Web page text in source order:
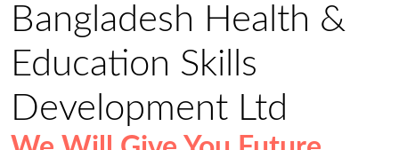
Bangladesh Health &
Education Skills
Development Ltd